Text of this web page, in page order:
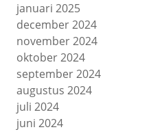
januari 2025
december 2024
november 2024
oktober 2024
september 2024
augustus 2024
juli 2024
juni 2024